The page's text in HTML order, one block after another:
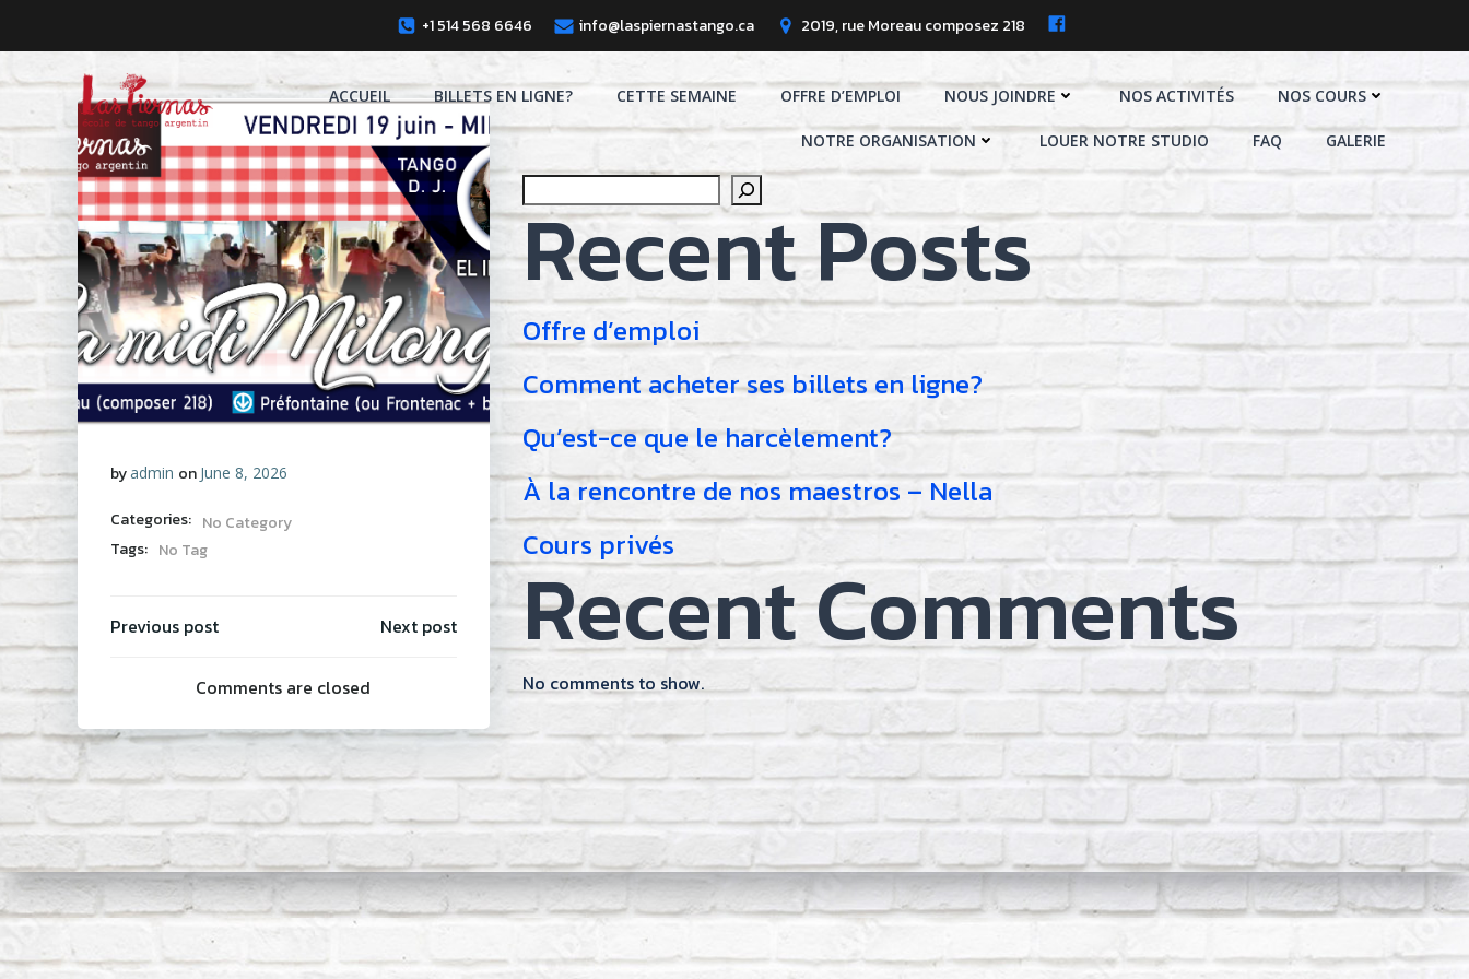
+1 514 568 6646 info@laspiernastango.ca 2019, rue Moreau composez 218
ACCUEIL BILLETS EN LIGNE? CETTE SEMAINE OFFRE D’EMPLOI NOUS JOINDRE NOS ACTIVITÉS NOS COURS
NOTRE ORGANISATION LOUER NOTRE STUDIO FAQ GALERIE
byadmin on June 8, 2026
Categories: No Category
Tags: No Tag
Post
navigation
Previous post Post
navigation
Next post
Comments are closed
Recent Posts
Offre d’emploi
Comment acheter ses billets en ligne?
Qu’est-ce que le harcèlement?
À la rencontre de nos maestros – Nella
Cours privés
Recent Comments
No comments to show.